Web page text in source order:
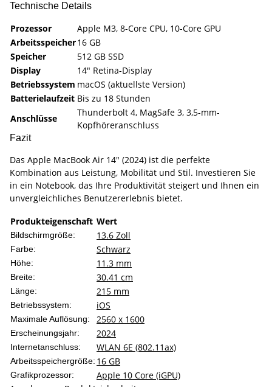
Technische Details
Prozessor
Apple M3, 8-Core CPU, 10-Core GPU
Arbeitsspeicher16 GB
Speicher
512 GB SSD
Display
14" Retina-Display
Betriebssystem macOS (aktuellste Version)
Batterielaufzeit Bis zu 18 Stunden
Anschlüsse
Thunderbolt 4, MagSafe 3, 3,5-mm-
Kopfhöreranschluss
Fazit
Das Apple MacBook Air 14" (2024) ist die perfekte
Kombination aus Leistung, Mobilität und Stil. Investieren Sie
in ein Notebook, das Ihre Produktivität steigert und Ihnen ein
unvergleichliches Benutzererlebnis bietet.
Produkteigenschaft Wert
Bildschirmgröße: 13.6 Zoll
Farbe: Schwarz
Höhe: 11.3 mm
Breite: 30.41 cm
Länge: 215 mm
Betriebssystem: iOS
Maximale Auflösung: 2560 x 1600
Erscheinungsjahr: 2024
Internetanschluss: WLAN 6E (802.11ax)
Arbeitsspeichergröße: 16 GB
Grafikprozessor:
Apple 10 Core (iGPU)